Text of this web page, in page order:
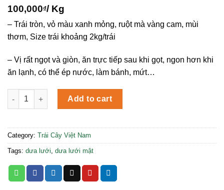
100,000₫/ Kg
– Trái tròn, vỏ màu xanh mỏng, ruột mà vàng cam, mùi
thơm, Size trái khoảng 2kg/trái
– Vị rất ngọt và giòn, ăn trực tiếp sau khi gọt, ngon hơn khi
ăn lạnh, có thể ép nước, làm bánh, mứt…
Dưa Lưới Mật (tròn) quantity
Add to cart
Category: Trái Cây Việt Nam
Tags: dưa lưới dưa lưới mật